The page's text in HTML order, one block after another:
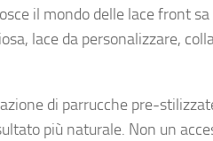
il mondo delle lace front
lace da personalizzare,
di parrucche pre-
più naturale. Non un